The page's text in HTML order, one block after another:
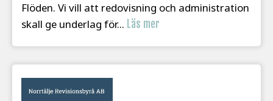
Flöden. Vi vill att redovisning och administration
skall ge underlag för... Läs mer